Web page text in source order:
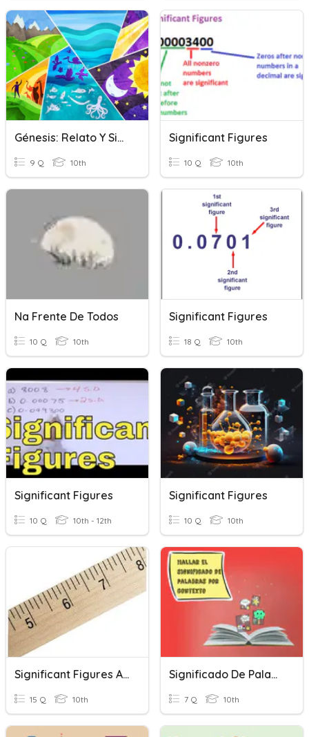
Génesis: Relato Y Significado
9 Q 10th
Significant Figures
10 Q 10th
Na Frente De Todos
10 Q 10th
Significant Figures
18 Q 10th
Significant Figures
10 Q 10th - 12th
Significant Figures
10 Q 10th
Significant Figures And Measurements
15 Q 10th
Significado De Palabras Por Contexto
7 Q 10th